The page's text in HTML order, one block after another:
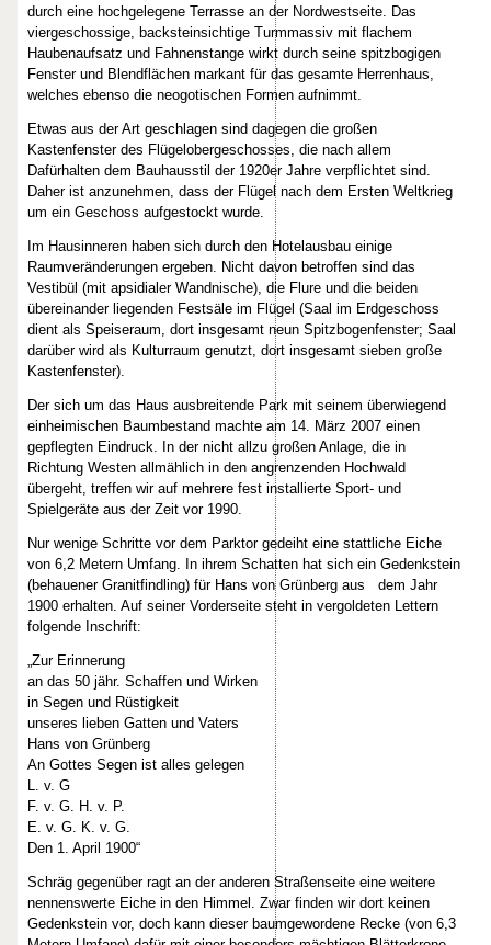
durch eine hochgelegene Terrasse an der Nordwestseite. Das
viergeschossige, backsteinsichtige Turmmassiv mit flachem
Haubenaufsatz und Fahnenstange wirkt durch seine spitzbogigen
Fenster und Blendflächen markant für das gesamte Herrenhaus,
welches ebenso die neogotischen Formen aufnimmt.
Etwas aus der Art geschlagen sind dagegen die großen
Kastenfenster des Flügelobergeschosses, die nach allem
Dafürhalten dem Bauhausstil der 1920er Jahre verpflichtet sind.
Daher ist anzunehmen, dass der Flügel nach dem Ersten Weltkrieg
um ein Geschoss aufgestockt wurde.
Im Hausinneren haben sich durch den Hotelausbau einige
Raumveränderungen ergeben. Nicht davon betroffen sind das
Vestibül (mit apsidialer Wandnische), die Flure und die beiden
übereinander liegenden Festsäle im Flügel (Saal im Erdgeschoss
dient als Speiseraum, dort insgesamt neun Spitzbogenfenster; Saal
darüber wird als Kulturraum genutzt, dort insgesamt sieben große
Kastenfenster).
Der sich um das Haus ausbreitende Park mit seinem überwiegend
einheimischen Baumbestand machte am 14. März 2007 einen
gepflegten Eindruck. In der nicht allzu großen Anlage, die in
Richtung Westen allmählich in den angrenzenden Hochwald
übergeht, treffen wir auf mehrere fest installierte Sport- und
Spielgeräte aus der Zeit vor 1990.
Nur wenige Schritte vor dem Parktor gedeiht eine stattliche Eiche
von 6,2 Metern Umfang. In ihrem Schatten hat sich ein Gedenkstein
(behauener Granitfindling) für Hans von Grünberg aus dem Jahr
1900 erhalten. Auf seiner Vorderseite steht in vergoldeten Lettern
folgende Inschrift:
„Zur Erinnerung
an das 50 jähr. Schaffen und Wirken
in Segen und Rüstigkeit
unseres lieben Gatten und Vaters
Hans von Grünberg
An Gottes Segen ist alles gelegen
L. v. G
F. v. G. H. v. P.
E. v. G. K. v. G.
Den 1. April 1900“
Schräg gegenüber ragt an der anderen Straßenseite eine weitere
nennenswerte Eiche in den Himmel. Zwar finden wir dort keinen
Gedenkstein vor, doch kann dieser baumgewordene Recke (von 6,3